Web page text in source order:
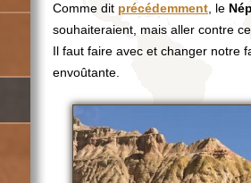
Comme dit précédemment , le
souhaiteraient, mais aller contre
Il faut faire avec et changer notre
envoûtante.